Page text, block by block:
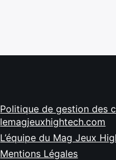
Politique de gestion des
lemagjeuxhightech.com
L’équipe du Mag Jeux
Mentions Légales